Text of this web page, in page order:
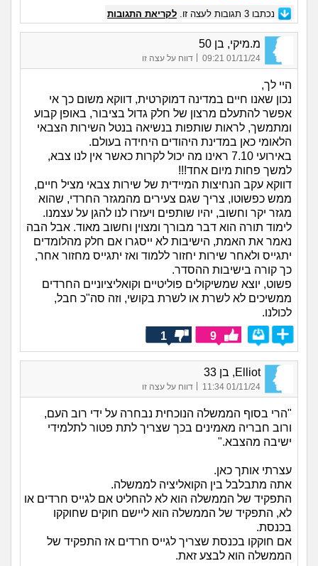
נכתבו 3 תגובות לעצה זו. לקריאת התגובות
מ.מיקי, בן 50
01/11/24 09:21 דווח על עצה זו
היי לך,
נכון שאנו חיים במדינה דמוקרטית, דווקא משום כך אי
אפשר להתעלם מרצון של חלק גדול בציבור, באופן קבוע
ומתמשך, לראות שותפות בנשיאה בנטל השירות הצבאי
הלאומי כאן במדינת היהודים היחידה בעולם.
באירועי 7.10 ראינו מה יכול לקרות כאשר אין לנו צבא,
למשך פחות מיום אחד!!!
דווקא עקב הנחיצות המיידית של שירות צבאי מציל חיים,
ממש כפשוטו, צריך שגם צעירים מהמגזר החרדי, שהוא
מגזר יקר וחשוב, יהיו שותפים ויעזרו לנו להגן על עצמנו.
לימוד תורה הוא דבר מבורך ומצוין וחשוב מאוד. אבל הבה
נאמר את האמת, הישיבות לא ייסגרו אם חלק מהלומדים
יתגייס ולאחר שירות יחזור ללמוד ואז יתגייס מחזור אחר,
כך קורה בישיבות ההסדר.
פשוט, יוצא שמשיקולים פוליטיים וקואליציוניים החרדים
ממשיכים לא לשרת או לשרת בקושי, וזה סה"כ חבל,
לכולנו.
9
1
Elliot, בן 33
01/11/24 11:34 דווח על עצה זו
"הרי בסוף הממשלה הנוכחית נבחרה על ידי רוב העם,
ורוב חבריה מאמינים בכך שצריך לתת פטור לתלמידי
ישיבה מהצבא."
עצרתי אותך כאן.
אתה מתבלבל בין הקואליציה לממשלה.
התפקיד של הממשלה הוא לא להחליט אם לגייס חרדים או
לא, התפקיד של הממשלה הוא ליישם חוקים שחוקקו
בכנסת.
אם חוקקו בכנסת שצריך לגייס חרדים אז התפקיד של
הממשלה הוא לבצע זאת.